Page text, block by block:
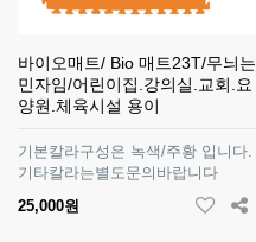
바이오매트/ Bio 매트23T/무늬는
민자임/어린이집.강의실.교회.요
양원.체육시설 용이
기본칼라구성은 녹색/주황 입니다.
기타칼라는별도문의바랍니다
25,000원